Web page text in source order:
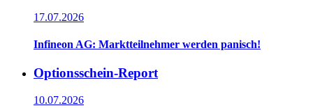
17.07.2026
Infineon AG: Marktteilnehmer werden panisch!
Optionsschein-Report
10.07.2026